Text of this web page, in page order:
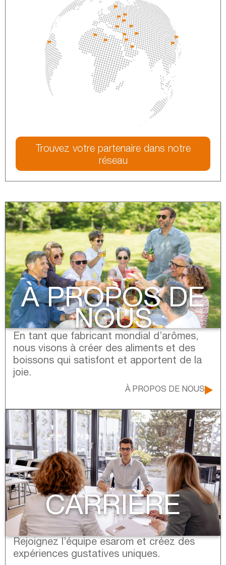
Trouvez votre partenaire dans notre
réseau
À PROPOS DE
NOUS
En tant que fabricant mondial d’arômes,
nous visons à créer des aliments et des
boissons qui satisfont et apportent de la
joie.
À PROPOS DE NOUS
CARRIÈRE
Rejoignez l’équipe esarom et créez des
expériences gustatives uniques.